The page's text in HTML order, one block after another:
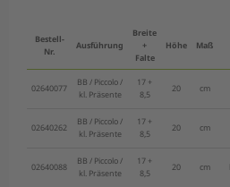
Bestell-
Nr.
Ausführung
Breite
+
Falte
Höhe Maß
02640077
BB / Piccolo /
kl. Präsente
17 +
8,5
20 cm
02640262
BB / Piccolo /
kl. Präsente
17 +
8,5
20 cm
02640088
BB / Piccolo /
kl. Präsente
17 +
8,5
20 cm